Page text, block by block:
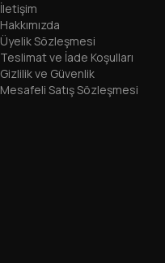
İletişim
Hakkımızda
Üyelik Sözleşmesi
Teslimat ve İade Koşulları
Gizlilik ve Güvenlik
Mesafeli Satış Sözleşmesi